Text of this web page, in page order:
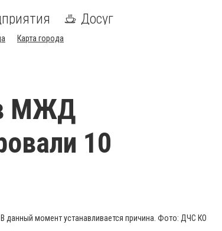
Досуг
Карта города
МЖД
10
данный момент устанавливается причина. Фото: ДЧС КО